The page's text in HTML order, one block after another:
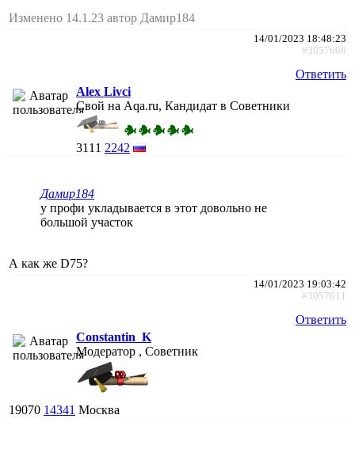
Изменено 14.1.23 автор Дамир184
14/01/2023 18:48:23
#3057608
Ответить
Alex Livci
Свой на Aqa.ru, Кандидат в Советники
3111 2242
Дамир184
у профи укладывается в этот довольно не
большой участок
А как же D75?
14/01/2023 19:03:42
#3057611
Ответить
Constantin_K
Модератор , Советник
19070 14341 Москва